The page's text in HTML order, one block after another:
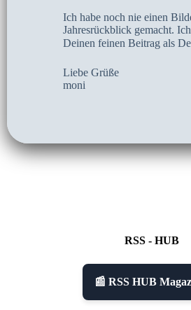
Ich habe noch nie einen
Jahresrückblick gemacht.
Deinen feinen Beitrag als
Liebe Grüße
moni
RSS - HUB
📰 RSS HUB